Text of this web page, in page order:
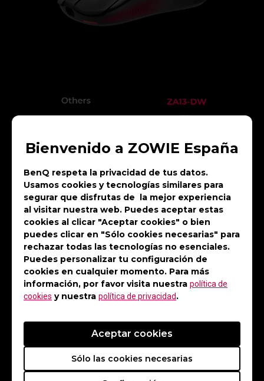
Bienvenido a ZOWIE España
BenQ respeta la privacidad de tus datos.
Usamos cookies y tecnologías similares para
segurar que disfrutas de la mejor experiencia
al visitar nuestra web. Puedes aceptar estas
cookies al clicar "Aceptar cookies" o bien
puedes clicar en "Sólo cookies necesarias" para
rechazar todas las tecnologías no esenciales.
Puedes personalizar tu configuración de
cookies en cualquier momento. Para más
información, por favor visita nuestra política de
cookies y nuestra política de privacidad.
Sólo las cookies necesarias
Aceptar cookies
Mayor ángulo de inclinación
Velocidad de levantamiento del ratón